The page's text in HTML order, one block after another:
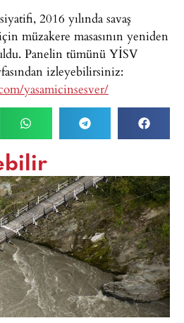
2016 yılında savaş
müzakere masasının yeniden
Panelin tümünü YİSV
izleyebilirsiniz:
yasamicinsesver/